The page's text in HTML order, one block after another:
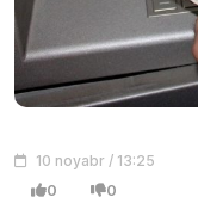
10 noyabr / 13:25
0 0